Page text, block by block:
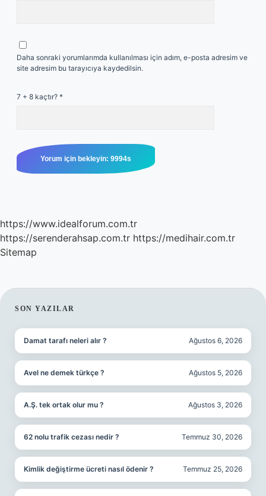
Daha sonraki yorumlarımda kullanılması için adım, e-posta adresim ve
site adresim bu tarayıcıya kaydedilsin.
7 + 8 kaçtır? *
https://www.idealforum.com.tr
https://serenderahsap.com.tr https://medihair.com.tr
Sitemap
SIDEBAR
SON YAZILAR
Damat tarafı neleri alır ? Ağustos 6, 2026
Avel ne demek türkçe ? Ağustos 5, 2026
A.Ş. tek ortak olur mu ? Ağustos 3, 2026
62 nolu trafik cezası nedir ? Temmuz 30, 2026
Kimlik değiştirme ücreti nasıl ödenir ? Temmuz 25, 2026